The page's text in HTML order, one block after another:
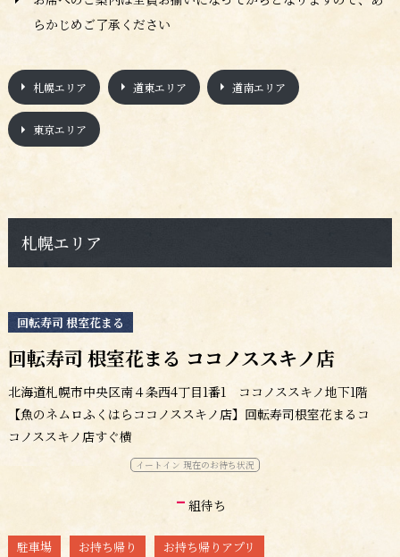
らかじめご了承ください
札幌エリア 道東エリア 道南エリア
東京エリア
札幌エリア
回転寿司 根室花まる ココノススキノ店
回転寿司 根室花まる
北海道札幌市中央区南４条西4丁目1番1 ココノススキノ地下1階
【魚のネムロふくはらココノススキノ店】回転寿司根室花まるコ
コノススキノ店すぐ横
イートイン 現在のお待ち状況
- 組待ち
駐車場 お持ち帰り
お持ち帰りアプリ